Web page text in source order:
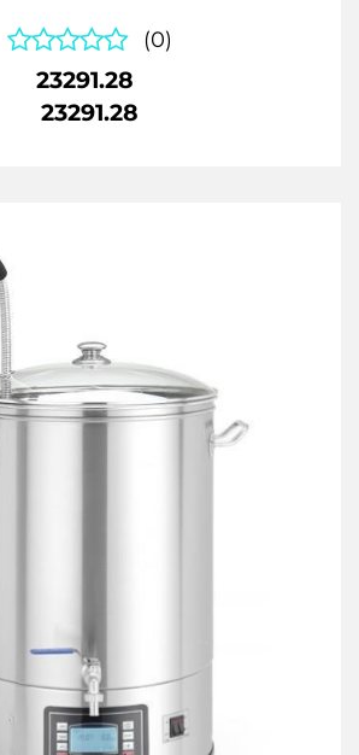
(0)
23291.28
23291.28